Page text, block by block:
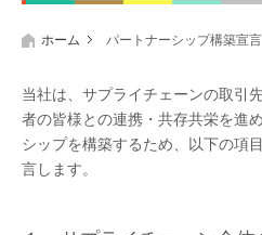
ホーム パートナーシップ構築宣言
当社は、サプライチェーンの取引
者の皆様との連携・共存共栄を進
シップを構築するため、以下の項
言します。